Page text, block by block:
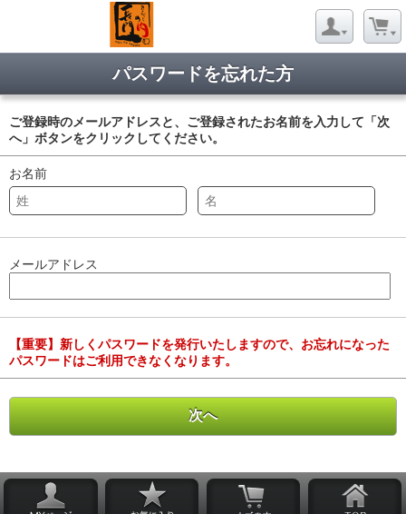
パスワードを忘れた方
ご登録時のメールアドレスと、ご登録されたお名前を入力して「次
へ」ボタンをクリックしてください。
お名前
メールアドレス
【重要】新しくパスワードを発行いたしますので、お忘れになった
パスワードはご利用できなくなります。